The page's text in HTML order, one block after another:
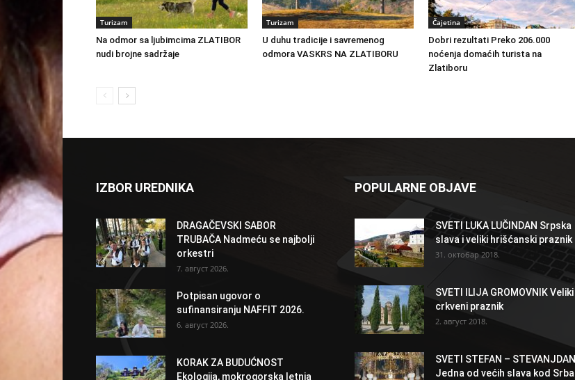
Turizam
Na odmor sa ljubimcima ZLATIBOR
nudi brojne sadržaje
Turizam
U duhu tradicije i savremenog
odmora VASKRS NA ZLATIBORU
Čajetina
Dobri rezultati Preko 206.000
noćenja domaćih turista na
Zlatiboru
IZBOR UREDNIKA
DRAGAČEVSKI SABOR
TRUBAČA Nadmeću se najbolji
orkestri
7. август 2026.
Potpisan ugovor o
sufinansiranju NAFFIT 2026.
6. август 2026.
KORAK ZA BUDUĆNOST
Ekologija, mokrogorska letnja
POPULARNE OBJAVE
SVETI LUKA LUČINDAN Srpska
slava i veliki hrišćanski praznik
31. октобар 2018.
SVETI ILIJA GROMOVNIK Veliki
crkveni praznik
2. август 2018.
SVETI STEFAN – STEVANJDAN
Jedna od većih slava kod Srba